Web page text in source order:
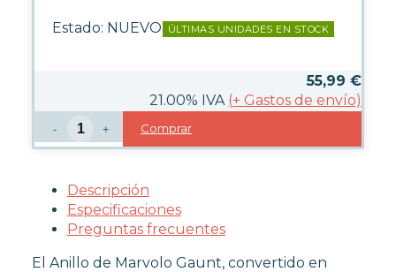
Estado: NUEVO ÚLTIMAS UNIDADES EN STOCK
55,99 €
21.00% IVA (+ Gastos de envío)
- + Comprar
Descripción
Especificaciones
Preguntas frecuentes
El Anillo de Marvolo Gaunt, convertido en